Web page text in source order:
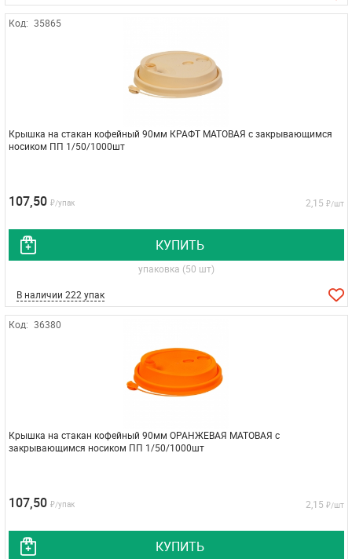
Код: 35865
Крышка на стакан кофейный 90мм КРАФТ МАТОВАЯ с закрывающимся
носиком ПП 1/50/1000шт
107,50 ₽/упак 2,15 ₽/шт
КУПИТЬ
упаковка (50 шт)
В наличии 222 упак
Код: 36380
Крышка на стакан кофейный 90мм ОРАНЖЕВАЯ МАТОВАЯ с
закрывающимся носиком ПП 1/50/1000шт
107,50 ₽/упак 2,15 ₽/шт
КУПИТЬ